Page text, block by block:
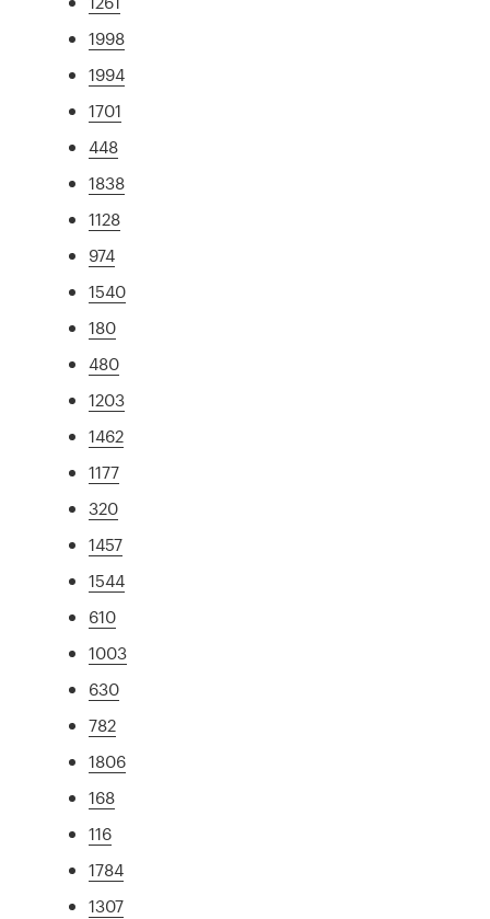
1998
1994
1701
448
1838
1128
974
1540
180
480
1203
1462
1177
320
1457
1544
610
1003
630
782
1806
168
116
1784
1307